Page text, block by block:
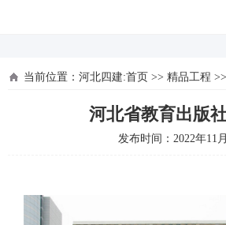
当前位置： 河北四建:首页 >> 精品工程 >>
河北省教育出版
发布时间：2022年11